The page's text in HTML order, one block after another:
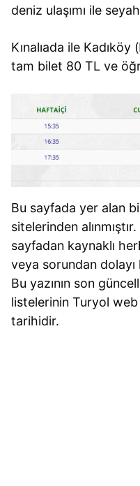
deniz ulaşımı ile
Kınalıada ile
tam bilet 80 TL ve
Bu sayfada yer alan
sitelerinden
sayfadan kaynaklı
veya sorundan
Bu yazının son
listelerinin Turyol
tarihidir.